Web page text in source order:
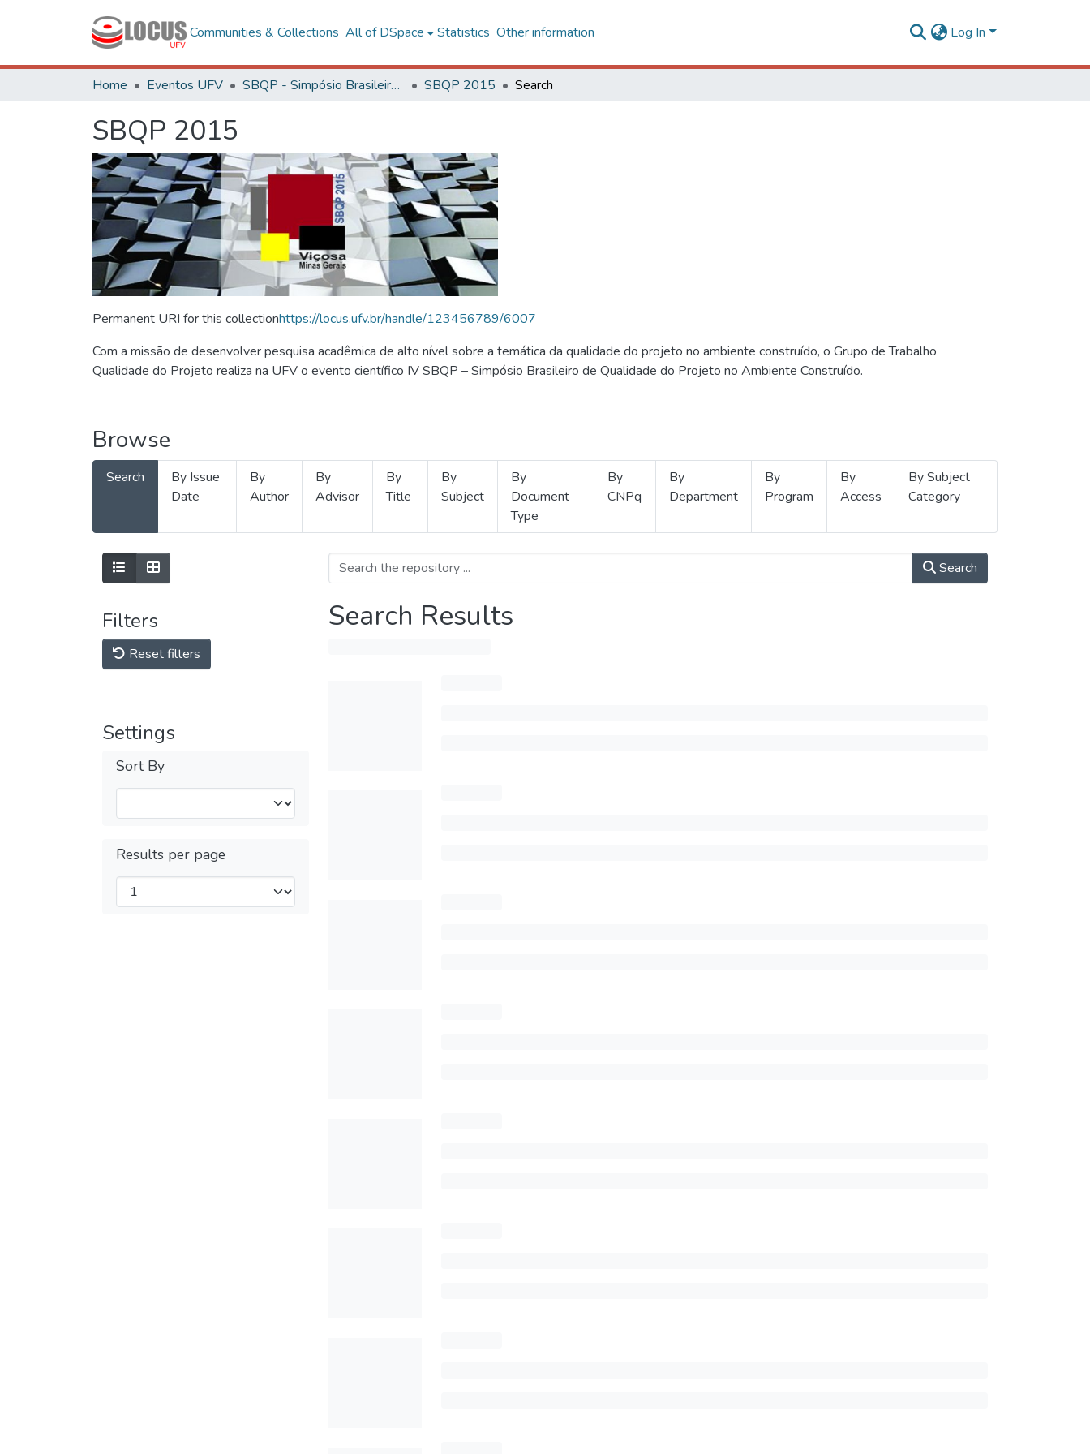
Communities & Collections All of DSpace Statistics Other information Log In
Home Eventos UFV SBQP - Simpósio Brasileiro de Qualidade do Projeto no Ambiente Construído SBQP 2015 Search
SBQP 2015
Permanent URI for this collectionhttps://locus.ufv.br/handle/123456789/6007
Com a missão de desenvolver pesquisa acadêmica de alto nível sobre a temática da qualidade do projeto no ambiente construído, o Grupo de Trabalho
Qualidade do Projeto realiza na UFV o evento científico IV SBQP – Simpósio Brasileiro de Qualidade do Projeto no Ambiente Construído.
Browse
Search
By Issue
Date
By
Author
By
Advisor
By
Title
By
Subject
By
Document
Type
By
CNPq
By
Department
By
Program
By
Access
By Subject
Category
Filters
Reset filters
Settings
Sort By
Results per page
Search
Search Results